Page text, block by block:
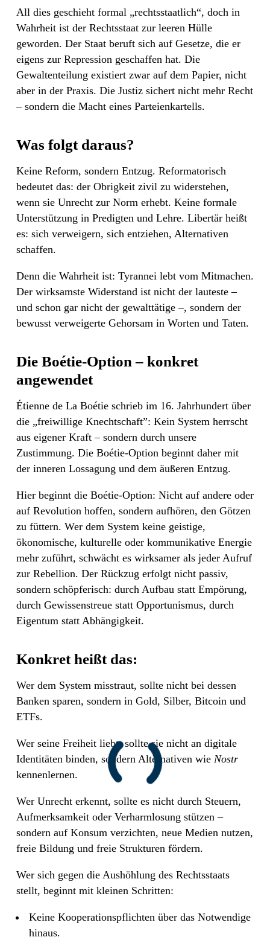
All dies geschieht formal „rechtsstaatlich“, doch in
Wahrheit ist der Rechtsstaat zur leeren Hülle
geworden. Der Staat beruft sich auf Gesetze, die er
eigens zur Repression geschaffen hat. Die
Gewaltenteilung existiert zwar auf dem Papier, nicht
aber in der Praxis. Die Justiz sichert nicht mehr Recht
– sondern die Macht eines Parteienkartells.
Was folgt daraus?
Keine Reform, sondern Entzug. Reformatorisch
bedeutet das: der Obrigkeit zivil zu widerstehen,
wenn sie Unrecht zur Norm erhebt. Keine formale
Unterstützung in Predigten und Lehre. Libertär heißt
es: sich verweigern, sich entziehen, Alternativen
schaffen.
Denn die Wahrheit ist: Tyrannei lebt vom Mitmachen.
Der wirksamste Widerstand ist nicht der lauteste –
und schon gar nicht der gewalttätige –, sondern der
bewusst verweigerte Gehorsam in Worten und Taten.
Die Boétie-Option – konkret
angewendet
Étienne de La Boétie schrieb im 16. Jahrhundert über
die „freiwillige Knechtschaft”: Kein System herrscht
aus eigener Kraft – sondern durch unsere
Zustimmung. Die Boétie-Option beginnt daher mit
der inneren Lossagung und dem äußeren Entzug.
Hier beginnt die Boétie-Option: Nicht auf andere oder
auf Revolution hoffen, sondern aufhören, den Götzen
zu füttern. Wer dem System keine geistige,
ökonomische, kulturelle oder kommunikative Energie
mehr zuführt, schwächt es wirksamer als jeder Aufruf
zur Rebellion. Der Rückzug erfolgt nicht passiv,
sondern schöpferisch: durch Aufbau statt Empörung,
durch Gewissenstreue statt Opportunismus, durch
Eigentum statt Abhängigkeit.
Konkret heißt das:
Wer dem System misstraut, sollte nicht bei dessen
Banken sparen, sondern in Gold, Silber, Bitcoin und
ETFs.
Wer seine Freiheit liebt, sollte sie nicht an digitale
Identitäten binden, sondern Alternativen wie Nostr
kennenlernen.
Wer Unrecht erkennt, sollte es nicht durch Steuern,
Aufmerksamkeit oder Verharmlosung stützen –
sondern auf Konsum verzichten, neue Medien nutzen,
freie Bildung und freie Strukturen fördern.
Wer sich gegen die Aushöhlung des Rechtsstaats
stellt, beginnt mit kleinen Schritten:
Keine Kooperationspflichten über das Notwendige
hinaus.